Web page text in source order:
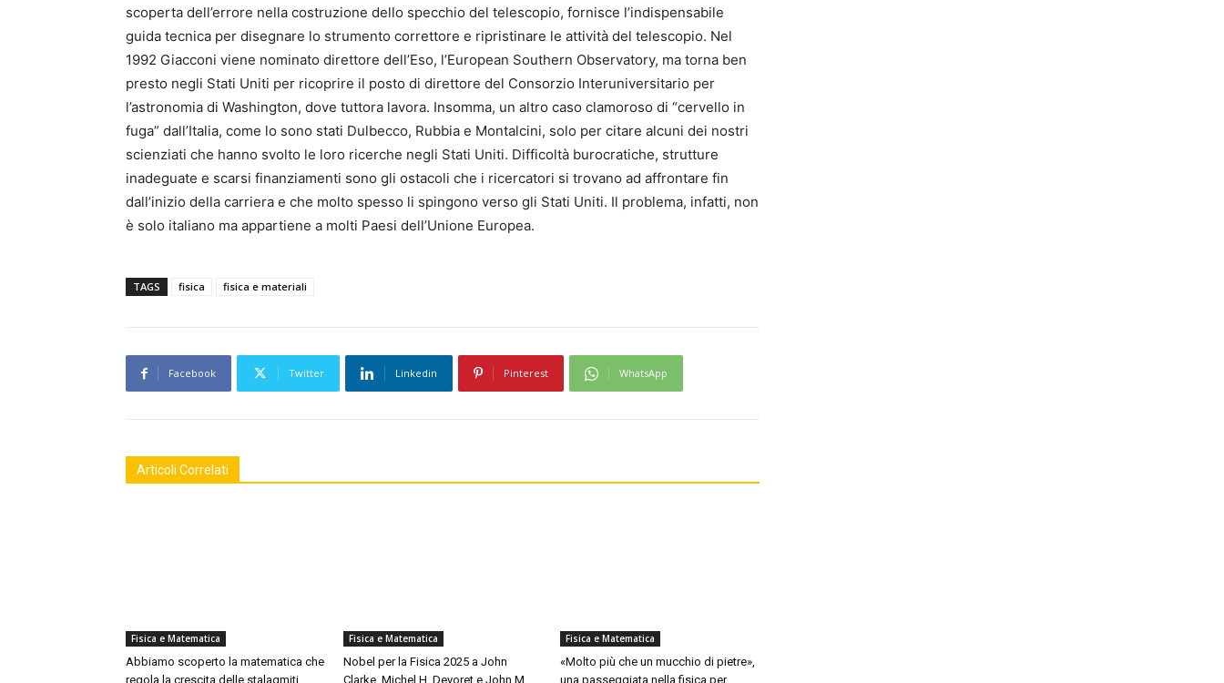
scoperta dell’errore nella costruzione dello specchio del telescopio, fornisce l’indispensabile
guida tecnica per disegnare lo strumento correttore e ripristinare le attività del telescopio. Nel
1992 Giacconi viene nominato direttore dell’Eso, l’European Southern Observatory, ma torna ben
presto negli Stati Uniti per ricoprire il posto di direttore del Consorzio Interuniversitario per
l’astronomia di Washington, dove tuttora lavora. Insomma, un altro caso clamoroso di “cervello in
fuga” dall’Italia, come lo sono stati Dulbecco, Rubbia e Montalcini, solo per citare alcuni dei nostri
scienziati che hanno svolto le loro ricerche negli Stati Uniti. Difficoltà burocratiche, strutture
inadeguate e scarsi finanziamenti sono gli ostacoli che i ricercatori si trovano ad affrontare fin
dall’inizio della carriera e che molto spesso li spingono verso gli Stati Uniti. Il problema, infatti, non
è solo italiano ma appartiene a molti Paesi dell’Unione Europea.
TAGS fisica fisica e materiali
Facebook Twitter Linkedin Pinterest WhatsApp
Articoli Correlati
Fisica e Matematica
Abbiamo scoperto la matematica che
regola la crescita delle stalagmiti
Fisica e Matematica
Nobel per la Fisica 2025 a John
Clarke, Michel H. Devoret e John M.
Fisica e Matematica
«Molto più che un mucchio di pietre»,
una passeggiata nella fisica per